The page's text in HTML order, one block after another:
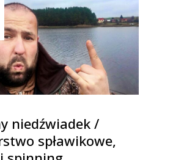
niedźwiadek /
spławikowe,